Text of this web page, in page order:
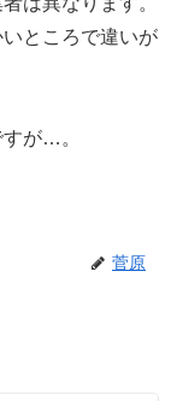
ところで違いが
が…。
菅原